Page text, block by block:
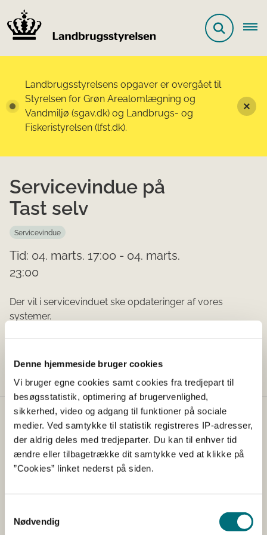
Denne hjemmeside bruger cookies
Vi bruger egne cookies samt cookies fra tredjepart til
besøgsstatistik, optimering af brugervenlighed,
sikkerhed, video og adgang til funktioner på sociale
medier. Ved samtykke til statistik registreres IP-adresser,
der aldrig deles med tredjeparter. Du kan til enhver tid
ændre eller tilbagetrække dit samtykke ved at klikke på
”Cookies” linket nederst på siden.
Nødvendig
Landbrugsstyrelsens opgaver er overgået til
Styrelsen for Grøn Arealomlægning og
Vandmiljø (sgav.dk) og Landbrugs- og
Fiskeristyrelsen (lfst.dk).
Servicevindue på
Tast selv
Servicevindue
Tid: 04. marts. 17:00 - 04. marts.
23:00
Der vil i servicevinduet ske opdateringer af vores
systemer.
Kontakt
Styrelsen for Grøn Arealomlægning og Vandmiljø
EAN: 5798000893016